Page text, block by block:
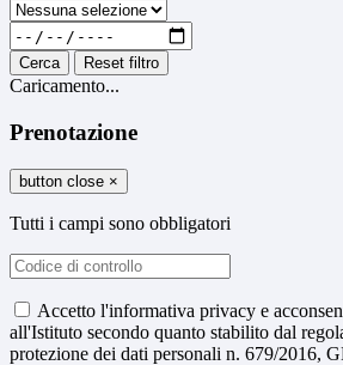
Cerca Reset filtro
Caricamento...
Prenotazione
button close ×
Tutti i campi sono obbligatori
Accetto l'informativa privacy e
all'Istituto secondo quanto stabilito dal
protezione dei dati personali n. 679/2016,